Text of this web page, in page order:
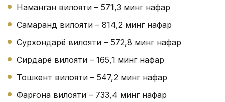
Наманган вилояти – 571,3 минг нафар
Самарқанд вилояти – 814,2 минг нафар
Сурхондарё вилояти – 572,8 минг нафар
Сирдарё вилояти – 165,1 минг нафар
Тошкент вилояти – 547,2 минг нафар
Фарғона вилояти – 733,4 минг нафар